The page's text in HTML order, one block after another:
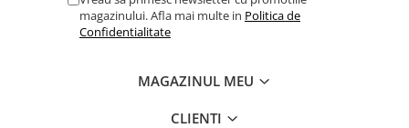
magazinului. Afla mai multe in Politica de
Confidentialitate
MAGAZINUL MEU
CLIENTI